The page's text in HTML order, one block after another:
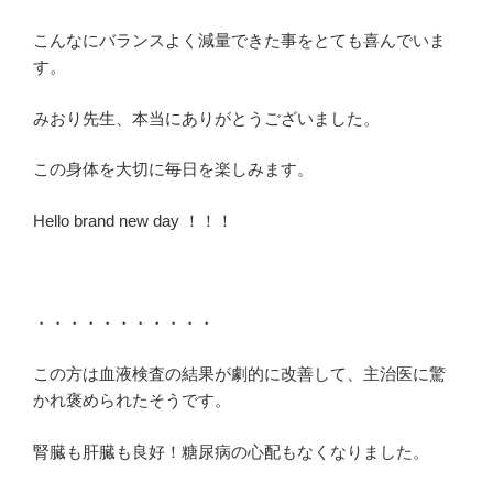
こんなにバランスよく減量できた事をとても喜んでいま
す。
みおり先生、本当にありがとうございました。
この身体を大切に毎日を楽しみます。
Hello brand new day ！！！
・・・・・・・・・・・
この方は血液検査の結果が劇的に改善して、主治医に驚
かれ褒められたそうです。
腎臓も肝臓も良好！糖尿病の心配もなくなりました。